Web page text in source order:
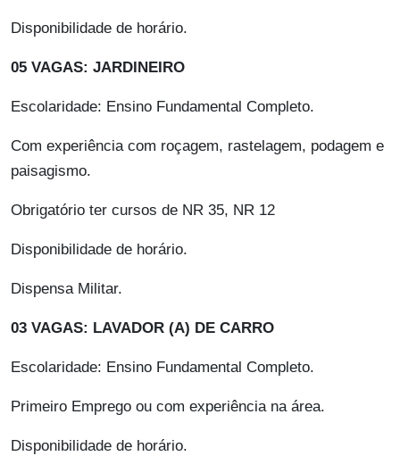
Disponibilidade de horário.
05 VAGAS: JARDINEIRO
Escolaridade: Ensino Fundamental Completo.
Com experiência com roçagem, rastelagem, podagem e
paisagismo.
Obrigatório ter cursos de NR 35, NR 12
Disponibilidade de horário.
Dispensa Militar.
03 VAGAS: LAVADOR (A) DE CARRO
Escolaridade: Ensino Fundamental Completo.
Primeiro Emprego ou com experiência na área.
Disponibilidade de horário.